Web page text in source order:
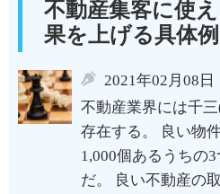
不動産集客に使
果を上げる具体
2021年02月08日
不動産業界には千
存在する。 良い物
1,000個あるうちの
だ。 良い不動産の